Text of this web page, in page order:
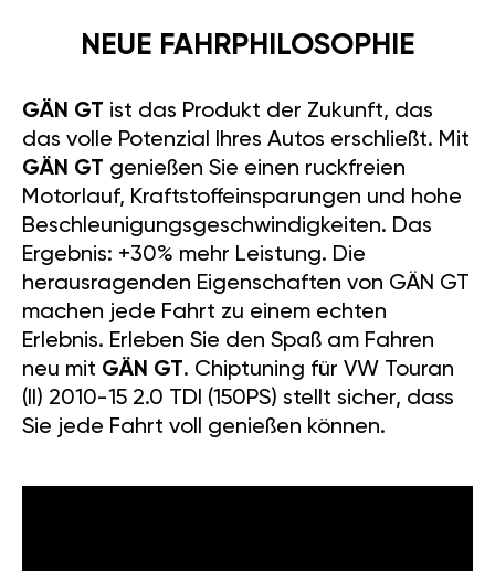
NEUE FAHRPHILOSOPHIE
GÄN GT ist das Produkt der Zukunft, das
das volle Potenzial Ihres Autos erschließt. Mit
GÄN GT genießen Sie einen ruckfreien
Motorlauf, Kraftstoffeinsparungen und hohe
Beschleunigungsgeschwindigkeiten. Das
Ergebnis: +30% mehr Leistung. Die
herausragenden Eigenschaften von GÄN GT
machen jede Fahrt zu einem echten
Erlebnis. Erleben Sie den Spaß am Fahren
neu mit GÄN GT. Chiptuning für VW Touran
(II) 2010-15 2.0 TDI (150PS) stellt sicher, dass
Sie jede Fahrt voll genießen können.